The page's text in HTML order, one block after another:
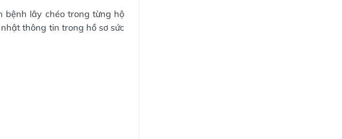
bệnh lây chéo trong từng hộ
thông tin trong hồ sơ sức